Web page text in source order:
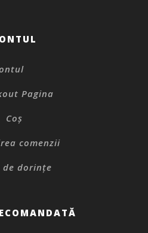
Pagina
Coș
comenzii
de dorințe